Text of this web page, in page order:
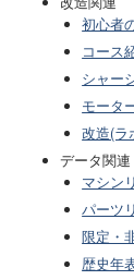
初心者
コース
シャー
モータ
改造(ラ
データ関連
マシン
パーツ
限定・
歴史年